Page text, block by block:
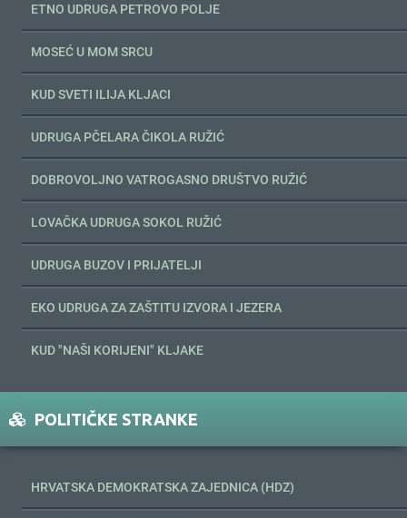
ETNO UDRUGA PETROVO POLJE
MOSEĆ U MOM SRCU
KUD SVETI ILIJA KLJACI
UDRUGA PČELARA ČIKOLA RUŽIĆ
DOBROVOLJNO VATROGASNO DRUŠTVO RUŽIĆ
LOVAČKA UDRUGA SOKOL RUŽIĆ
UDRUGA BUZOV I PRIJATELJI
EKO UDRUGA ZA ZAŠTITU IZVORA I JEZERA
KUD "NAŠI KORIJENI" KLJAKE
POLITIČKE STRANKE
HRVATSKA DEMOKRATSKA ZAJEDNICA (HDZ)